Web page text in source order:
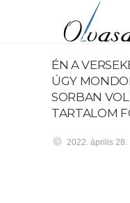
ÉN A
ÚGY
SORBAN
TARTALOM
2022. április 28.